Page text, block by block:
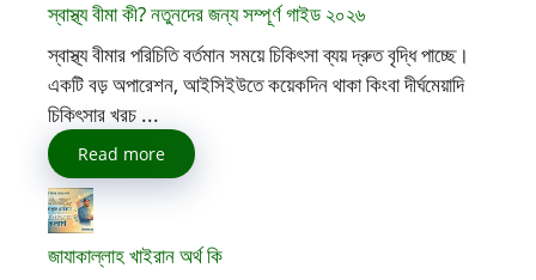
স্বাস্থ্য বীমা কী? নতুনদের জন্য সম্পূর্ণ গাইড ২০২৬
স্বাস্থ্য বীমার পরিচিতি বর্তমান সময়ে চিকিৎসা ব্যয় দ্রুত বৃদ্ধি পাচ্ছে।
একটি বড় অপারেশন, আইসিইউতে কয়েকদিন থাকা কিংবা দীর্ঘমেয়াদি
চিকিৎসার খরচ ...
Read more
জাযাকাল্লাহ খাইরান অর্থ কি